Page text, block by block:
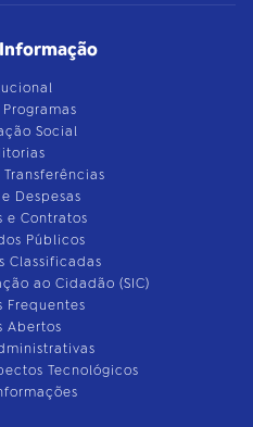
Social
Despesas
e Contratos
Públicos
Classificadas
ao Cidadão (SIC)
Frequentes
Abertos
Tecnológicos